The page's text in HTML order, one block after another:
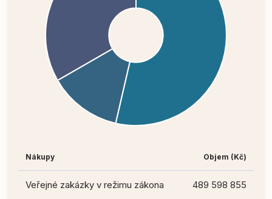
Nákupy Objem (Kč)
Veřejné zakázky v režimu zákona 489 598 855